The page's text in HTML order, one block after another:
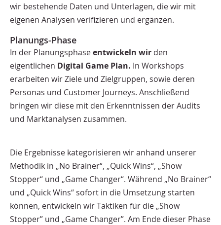
wir bestehende Daten und Unterlagen, die wir mit
eigenen Analysen verifizieren und ergänzen.
Planungs-Phase
In der Planungsphaseentwickeln wir den
eigentlichen Digital Game Plan. In Workshops
erarbeiten wir Ziele und Zielgruppen, sowie deren
Personas und Customer Journeys. Anschließend
bringen wir diese mit den Erkenntnissen der Audits
und Marktanalysen zusammen.
Die Ergebnisse kategorisieren wir anhand unserer
Methodik in „No Brainer“, „Quick Wins“, „Show
Stopper“ und „Game Changer“. Während „No Brainer“
und „Quick Wins“ sofort in die Umsetzung starten
können, entwickeln wir Taktiken für die „Show
Stopper” und „Game Changer”. Am Ende dieser Phase